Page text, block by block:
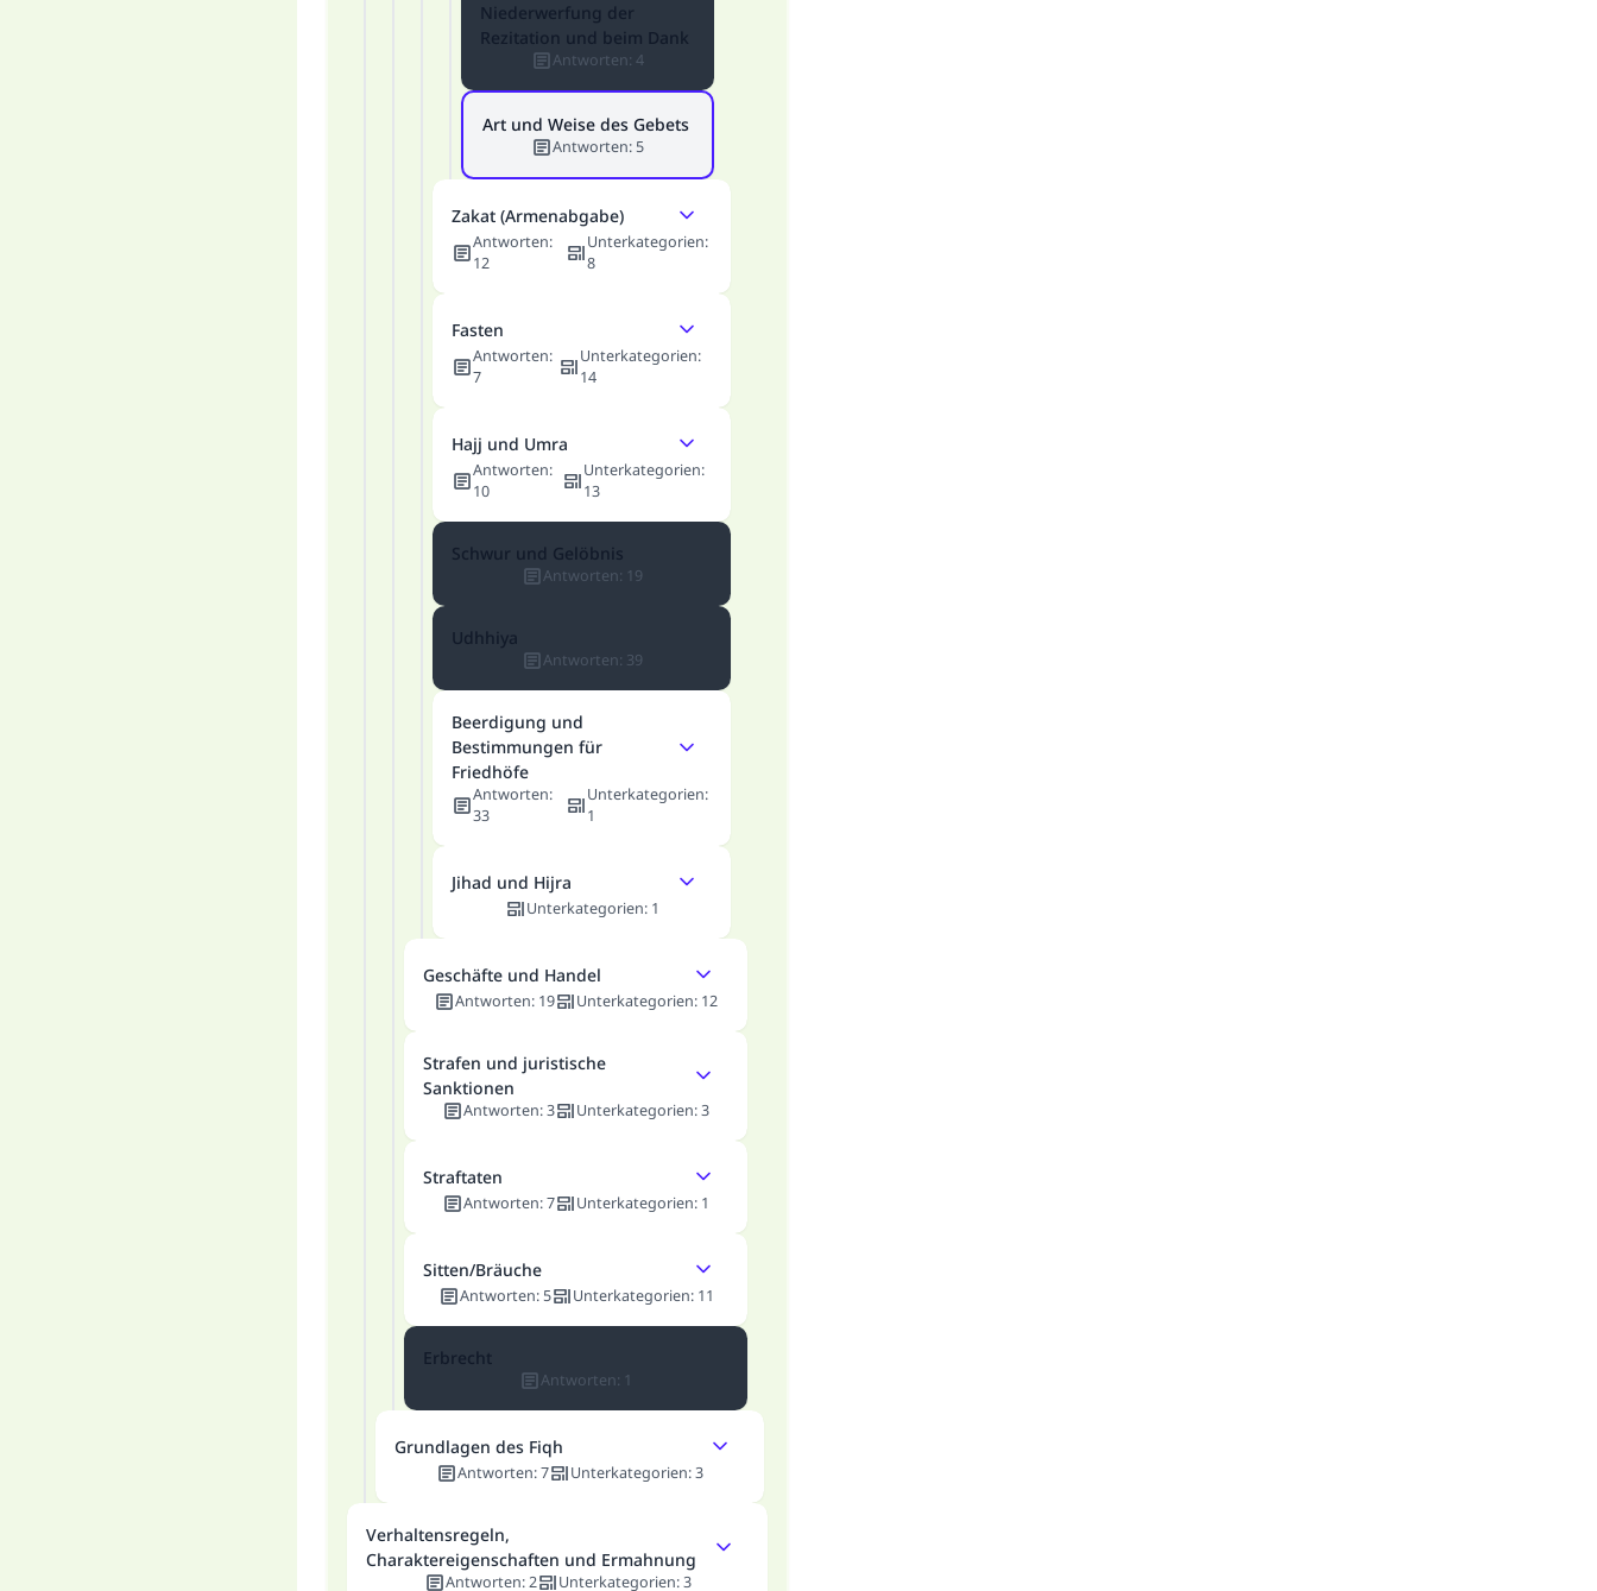
Niederwerfung der
Rezitation und beim Dank
Antworten: 4
Art und Weise des Gebets
Antworten:5
Zakat (Armenabgabe)
Antworten:
12
Unterkategorien:
8
Fasten
Antworten:
7
Unterkategorien:
14
Hajj und Umra
Antworten:
10
Unterkategorien:
13
Schwur und Gelöbnis
Antworten: 19
Udhhiya
Antworten: 39
Beerdigung und
Bestimmungen für
Friedhöfe
Antworten:
33
Unterkategorien:
1
Jihad und Hijra
Unterkategorien: 1
Geschäfte und Handel
Antworten: 19 Unterkategorien: 12
Strafen und juristische
Sanktionen
Antworten:3 Unterkategorien:3
Straftaten
Antworten:7 Unterkategorien: 1
Sitten/Bräuche
Antworten:5 Unterkategorien: 11
Erbrecht
Antworten: 1
Grundlagen des Fiqh
Antworten:7 Unterkategorien:3
Verhaltensregeln,
Charaktereigenschaften und Ermahnung
Antworten:2 Unterkategorien: 3